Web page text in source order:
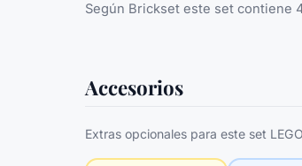
Según Brickset este set contiene
Accesorios
Extras opcionales para este set